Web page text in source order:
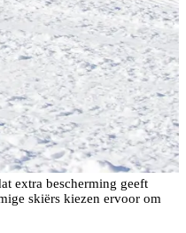
extra bescherming geeft
skiërs kiezen ervoor om